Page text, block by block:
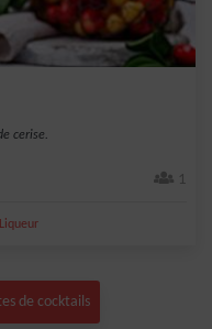
cerise.
1
Liqueur
de cocktails